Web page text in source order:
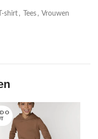
T-shirt , Tees , Vrouwen
O